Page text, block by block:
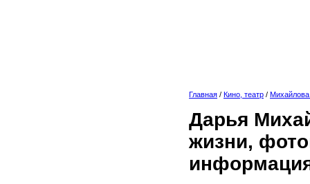
Главная / Кино, театр /
Дарья
жизни,